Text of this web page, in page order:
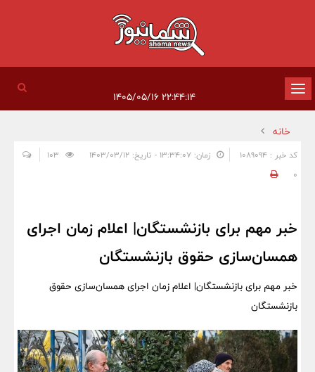
تغییر
وضعیت
ناوبری
خانه
کد خبر : 1089094 زمان: ۱۳:۳۴:۰۷ - تاریخ: ۱۴۰۳/۰۳/۱۲
0
خبر مهم برای بازنشستگان| اعلام زمان اجرای
همسان‌سازی حقوق بازنشستگان
خبر مهم برای بازنشستگان| اعلام زمان اجرای همسان‌سازی حقوق
بازنشستگان